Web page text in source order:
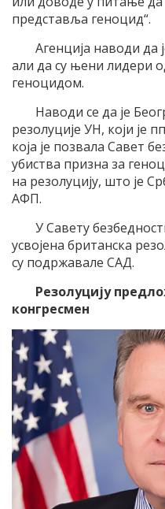
представља геноцид“.
Агенција наводи да
али да су њени лидери
геноцидом.
Наводи се да је
резолуције УН, који је
која је позвала Савет
убиства призна за
на резолуцију, што је
АФП.
У Савету
усвојена британска
су подржавале САД.
Резолуцију
конгресмен